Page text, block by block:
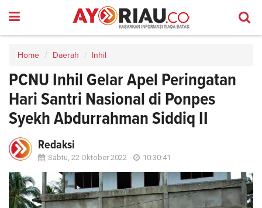
Home Daerah Inhil
PCNU Inhil Gelar Apel Peringatan
Hari Santri Nasional di Ponpes
Syekh Abdurrahman Siddiq II
Redaksi
Sabtu, 22 Oktober 2022 10:30:41